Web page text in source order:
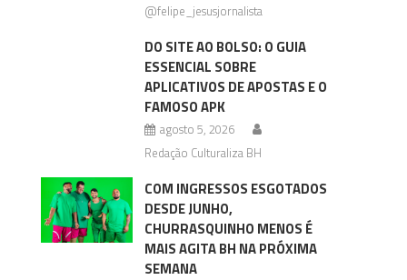
@felipe_jesusjornalista
DO SITE AO BOLSO: O GUIA
ESSENCIAL SOBRE
APLICATIVOS DE APOSTAS E O
FAMOSO APK
agosto 5, 2026
Redação Culturaliza BH
COM INGRESSOS ESGOTADOS
DESDE JUNHO,
CHURRASQUINHO MENOS É
MAIS AGITA BH NA PRÓXIMA
SEMANA